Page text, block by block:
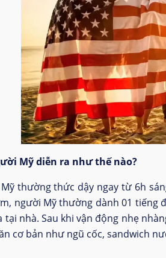
Mỹ diễn ra như thế nào?
thường thức dậy ngay từ 6h
người Mỹ thường dành 01
tại nhà. Sau khi vận động nhẹ
cơ bản như ngũ cốc, sandwich